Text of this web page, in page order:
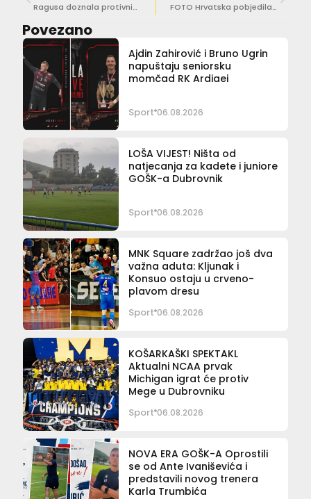
Ragusa doznala protivnike u Eurokupu! FOTO Hrvatska pobjedila protiv Crne Gore i zauzela peto mjesto na SP-u u vaterpolu
Povezano
Ajdin Zahirović i Bruno Ugrin
napuštaju seniorsku
momčad RK Ardiaei
Sport 06.08.2026
LOŠA VIJEST! Ništa od
natjecanja za kadete i juniore
GOŠK-a Dubrovnik
Sport 06.08.2026
MNK Square zadržao još dva
važna aduta: Kljunak i
Konsuo ostaju u crveno-
plavom dresu
Sport 06.08.2026
KOŠARKAŠKI SPEKTAKL
Aktualni NCAA prvak
Michigan igrat će protiv
Mege u Dubrovniku
Sport 06.08.2026
NOVA ERA GOŠK-A Oprostili
se od Ante Ivaniševića i
predstavili novog trenera
Karla Trumbića